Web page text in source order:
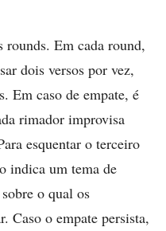
Em cada round,
dois versos por vez,
Em caso de empate, é
rimador improvisa
esquentar o terceiro
indica um tema de
o qual os
Caso o empate persista,